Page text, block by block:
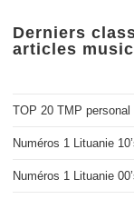
Derniers
articles
TOP 20 TMP personal
Numéros 1 Lituanie
Numéros 1 Lituanie